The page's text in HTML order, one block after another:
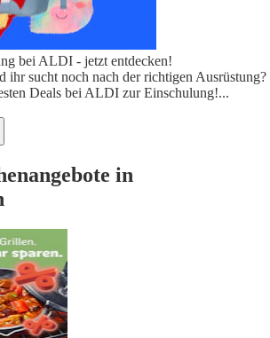
bei ALDI - jetzt entdecken!
ihr sucht noch nach der richtigen Ausrüstung?
Deals bei ALDI zur Einschulung!...
in